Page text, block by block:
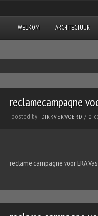
WELKOM ARCHITECTUUR
reclamecampagne
posted by DIRKVERWOERD / 0
reclame campagne voor ERA